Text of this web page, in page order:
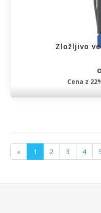
Zložljivo
Cena z
« 1 2 3 4